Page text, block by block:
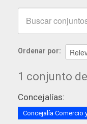
Ordenar por
1 conjunto
Concejalías:
Concejalía Comercio